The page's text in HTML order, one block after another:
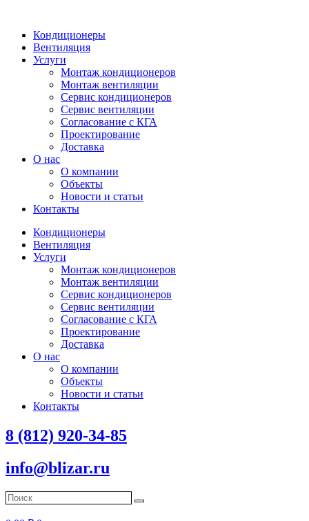
Кондиционеры
Вентиляция
Услуги
Монтаж кондиционеров
Монтаж вентиляции
Сервис кондиционеров
Сервис вентиляции
Согласование с КГА
Проектирование
Доставка
О нас
О компании
Объекты
Новости и статьи
Контакты
Кондиционеры
Вентиляция
Услуги
Монтаж кондиционеров
Монтаж вентиляции
Сервис кондиционеров
Сервис вентиляции
Согласование с КГА
Проектирование
Доставка
О нас
О компании
Объекты
Новости и статьи
Контакты
8 (812) 920-34-85
info@blizar.ru